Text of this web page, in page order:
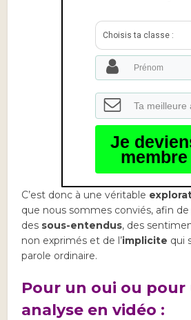
Choisis ta classe :
Je
membre
C’est donc à une véritable
que nous sommes conviés, afin
des sous-entendus, des
non exprimés et de l’implicite qui
parole ordinaire.
Pour un oui ou pour
analyse en vidéo :